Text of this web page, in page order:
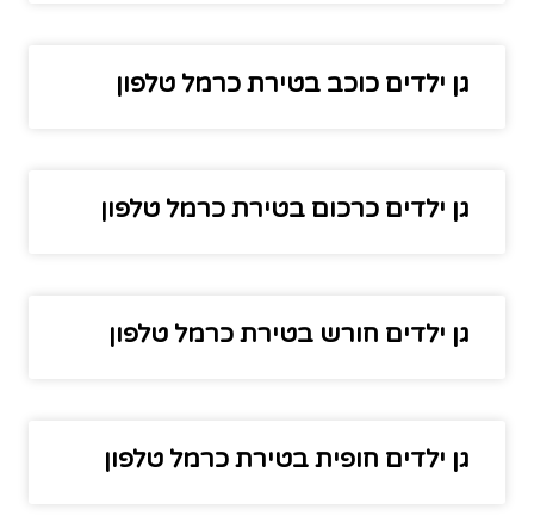
גן ילדים כוכב בטירת כרמל טלפון
גן ילדים כרכום בטירת כרמל טלפון
גן ילדים חורש בטירת כרמל טלפון
גן ילדים חופית בטירת כרמל טלפון